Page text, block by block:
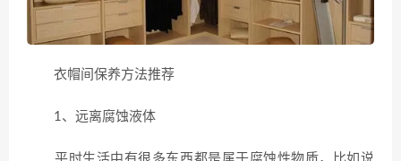
衣帽间保养方法推荐
1、远离腐蚀液体